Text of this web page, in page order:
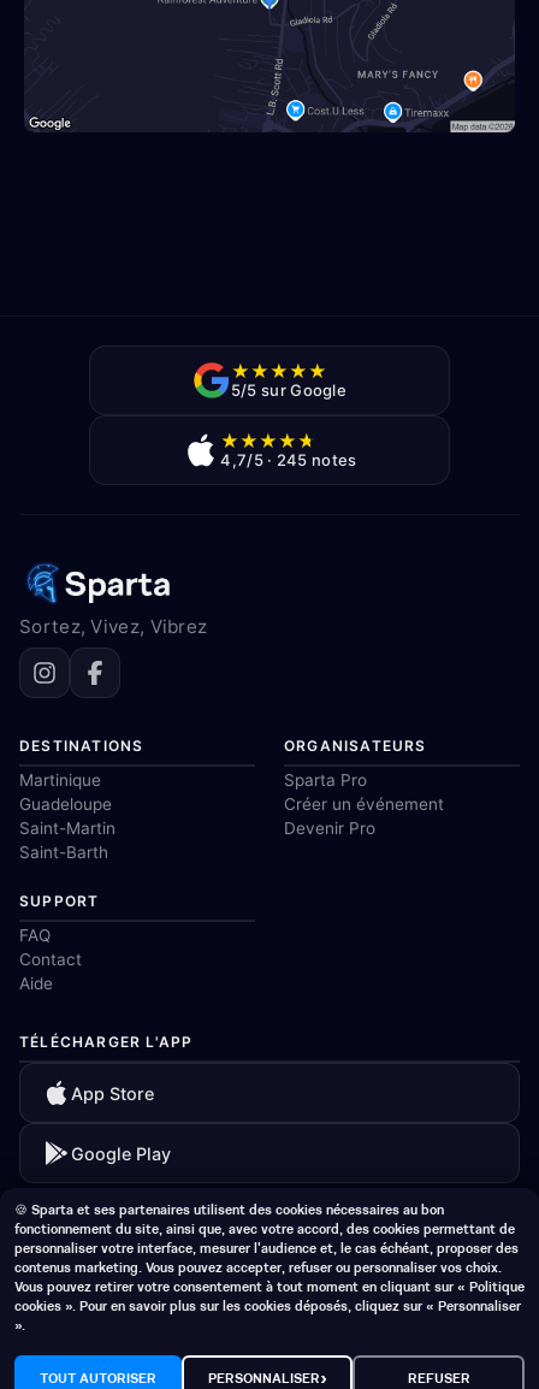
★★★★★
5/5 sur Google
★★★★★
4,7/5 · 245 notes
Sortez, Vivez, Vibrez
DESTINATIONS
Martinique
Guadeloupe
Saint-Martin
Saint-Barth
ORGANISATEURS
Sparta Pro
Créer un événement
Devenir Pro
SUPPORT
FAQ
Contact
Aide
TÉLÉCHARGER L'APP
App Store
Google Play
© 2026 Sparta. Tous droits réservés.
CGV Mentions légalesConfidentialité
🍪 Sparta et ses partenaires utilisent des cookies nécessaires au bon
fonctionnement du site, ainsi que, avec votre accord, des cookies permettant de
personnaliser votre interface, mesurer l'audience et, le cas échéant, proposer des
contenus marketing. Vous pouvez accepter, refuser ou personnaliser vos choix.
Vous pouvez retirer votre consentement à tout moment en cliquant sur « Politique
cookies ». Pour en savoir plus sur les cookies déposés, cliquez sur « Personnaliser
».
TOUT AUTORISER PERSONNALISER› REFUSER